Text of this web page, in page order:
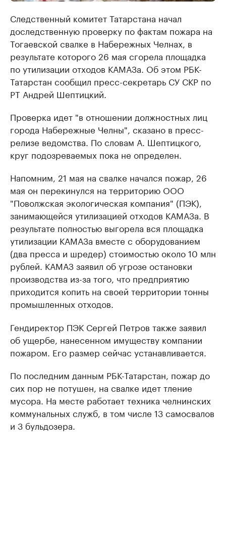
Следственный комитет Татарстана начал
доследственную проверку по фактам пожара на
Тогаевской свалке в Набережных Челнах, в
результате которого 26 мая сгорела площадка
по утилизации отходов КАМАЗа. Об этом РБК-
Татарстан сообщил пресс-секретарь СУ СКР по
РТ Андрей Шептицкий.
Проверка идет "в отношении должностных лиц
города Набережные Челны", сказано в пресс-
релизе ведомства. По словам А. Шептицкого,
круг подозреваемых пока не определен.
Напомним, 21 мая на свалке начался пожар, 26
мая он перекинулся на территорию ООО
"Поволжская экологическая компания" (ПЭК),
занимающейся утилизацией отходов КАМАЗа. В
результате полностью выгорела вся площадка
утилизации КАМАЗа вместе с оборудованием
(два пресса и шредер) стоимостью около 10 млн
рублей. КАМАЗ заявил об угрозе остановки
производства из-за того, что предприятию
приходится копить на своей территории тонны
промышленных отходов.
Гендиректор ПЭК Сергей Петров также заявил
об ущербе, нанесенном имуществу компании
пожаром. Его размер сейчас устанавливается.
По последним данным РБК-Татарстан, пожар до
сих пор не потушен, на свалке идет тление
мусора. На месте работает техника челнинских
коммунальных служб, в том числе 13 самосвалов
и 3 бульдозера.